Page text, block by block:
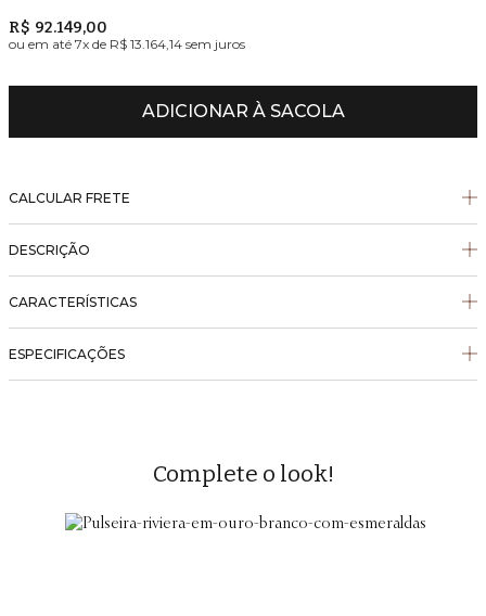
R$ 92.149,00
ou em até 7x de R$ 13.164,14 sem juros
ADICIONAR À SACOLA
CALCULAR FRETE
DESCRIÇÃO
CARACTERÍSTICAS
ESPECIFICAÇÕES
Complete o look!